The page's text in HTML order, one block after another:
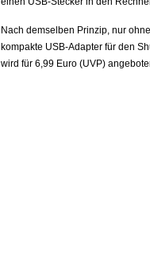
Nach demselben Prinzip, nur
kompakte USB-Adapter für den
wird für 6,99 Euro (UVP)